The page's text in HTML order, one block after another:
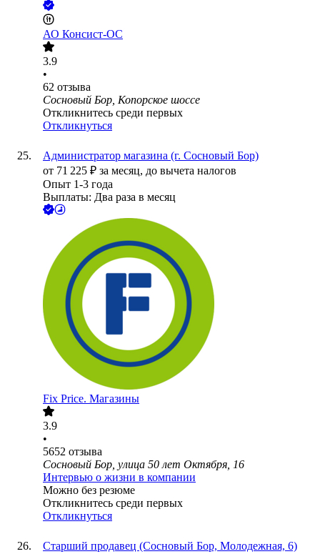
АО Консист-ОС
3.9
•
62 отзыва
Сосновый Бор, Копорское шоссе
Откликнитесь среди первых
Откликнуться
Администратор магазина (г. Сосновый Бор)
от 71 225 ₽ за месяц, до вычета налогов
Опыт 1-3 года
Выплаты: Два раза в месяц
Fix Price. Магазины
3.9
•
5652 отзыва
Сосновый Бор, улица 50 лет Октября, 16
Интервью о жизни в компании
Можно без резюме
Откликнитесь среди первых
Откликнуться
Старший продавец (Сосновый Бор, Молодежная, 6)